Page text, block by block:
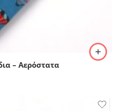
– Αερόστατα